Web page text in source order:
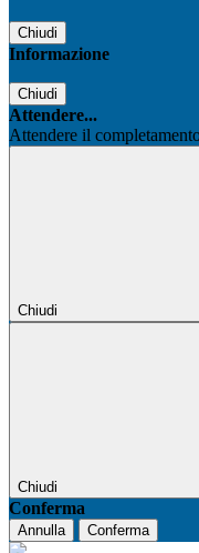
Chiudi
Informazione
Chiudi
Attendere...
Attendere il
Chiudi
Chiudi
Conferma
Annulla Conferma